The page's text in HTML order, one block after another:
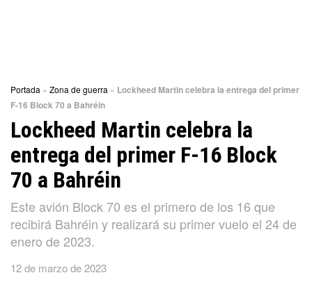
Portada » Zona de guerra » Lockheed Martin celebra la entrega del primer
F-16 Block 70 a Bahréin
Lockheed Martin celebra la
entrega del primer F-16 Block
70 a Bahréin
Este avión Block 70 es el primero de los 16 que
recibirá Bahréin y realizará su primer vuelo el 24 de
enero de 2023.
12 de marzo de 2023